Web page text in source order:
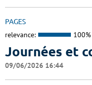
PAGES
relevance: 100%
Journées et
09/06/2026 16:44